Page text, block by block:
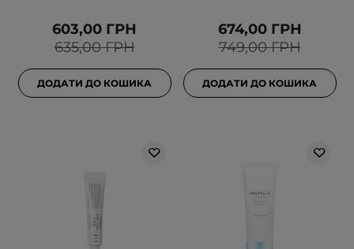
635,00 ГРН
603,00 ГРН
ДОДАТИ ДО КОШИКА
749,00 ГРН
674,00 ГРН
ДОДАТИ ДО КОШИКА